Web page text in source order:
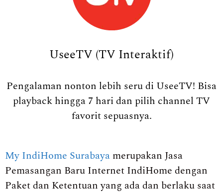
UseeTV (TV Interaktif)
Pengalaman nonton lebih seru di UseeTV! Bisa
playback hingga 7 hari dan pilih channel TV
favorit sepuasnya.
My IndiHome Surabaya merupakan Jasa
Pemasangan Baru Internet IndiHome dengan
Paket dan Ketentuan yang ada dan berlaku saat